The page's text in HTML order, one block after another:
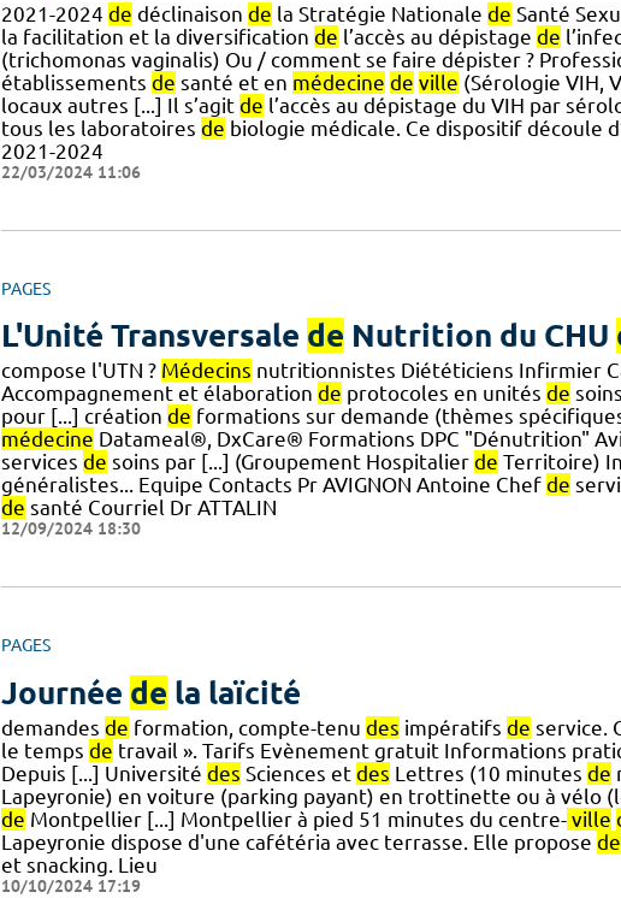
2021-2024 de déclinaison de la Stratégie Nationale de Santé
la facilitation et la diversification de l’accès au dépistage de
(trichomonas vaginalis) Ou / comment se faire dépister ?
établissements de santé et en médecine de ville (Sérologie VIH,
locaux autres [...] Il s’agit de l’accès au dépistage du VIH par
tous les laboratoires de biologie médicale. Ce dispositif découle
2021-2024
22/03/2024 11:06
PAGES
L'Unité Transversale de Nutrition du CHU
compose l'UTN ? Médecins nutritionnistes Diététiciens Infirmier
Accompagnement et élaboration de protocoles en unités de
pour [...] création de formations sur demande (thèmes
médecine Datameal®, DxCare® Formations DPC "Dénutrition"
services de soins par [...] (Groupement Hospitalier de Territoire)
généralistes... Equipe Contacts Pr AVIGNON Antoine Chef de
de santé Courriel Dr ATTALIN
12/09/2024 18:30
PAGES
Journée de la laïcité
demandes de formation, compte-tenu des impératifs de service.
le temps de travail ». Tarifs Evènement gratuit Informations
Depuis [...] Université des Sciences et des Lettres (10 minutes de
Lapeyronie) en voiture (parking payant) en trottinette ou à vélo
de Montpellier [...] Montpellier à pied 51 minutes du centre- ville
Lapeyronie dispose d'une cafétéria avec terrasse. Elle propose de
et snacking. Lieu
10/10/2024 17:19